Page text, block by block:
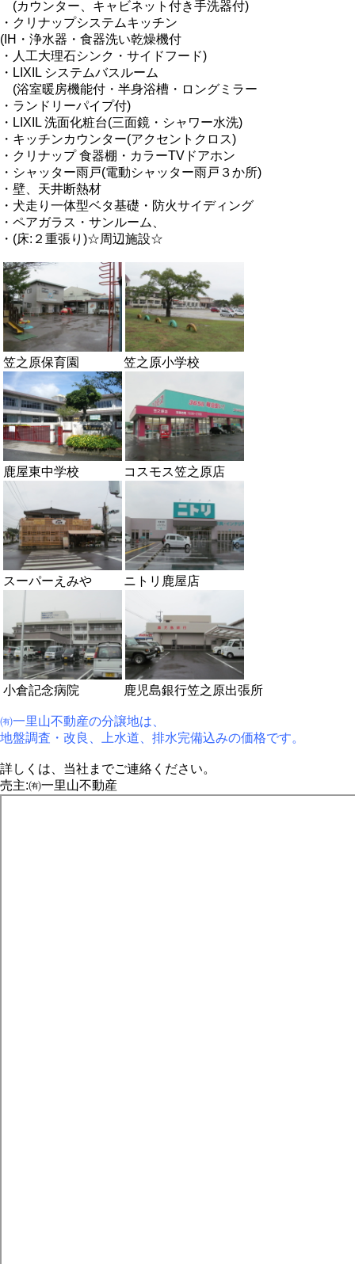
(カウンター、キャビネット付き手洗器付)
・クリナップシステムキッチン
(IH・浄水器・食器洗い乾燥機付
・人工大理石シンク・サイドフード)
・LIXIL システムバスルーム
(浴室暖房機能付・半身浴槽・ロングミラー
・ランドリーパイプ付)
・LIXIL 洗面化粧台(三面鏡・シャワー水洗)
・キッチンカウンター(アクセントクロス)
・クリナップ 食器棚・カラーTVドアホン
・シャッター雨戸(電動シャッター雨戸３か所)
・壁、天井断熱材
・犬走り一体型ベタ基礎・防火サイディング
・ペアガラス・サンルーム、
・(床:２重張り)☆周辺施設☆
笠之原保育園 笠之原小学校
鹿屋東中学校 コスモス笠之原店
スーパーえみや ニトリ鹿屋店
小倉記念病院 鹿児島銀行笠之原出張所
㈲一里山不動産の分譲地は、
地盤調査・改良、上水道、排水完備込みの価格です。
詳しくは、当社までご連絡ください。
売主:㈲一里山不動産